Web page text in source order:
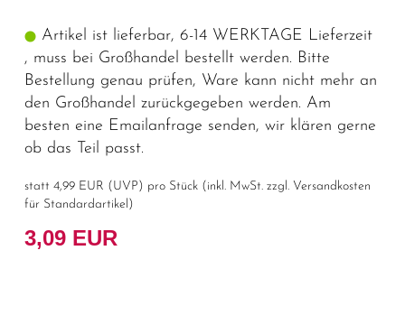
Artikel ist lieferbar, 6-14 WERKTAGE Lieferzeit
, muss bei Großhandel bestellt werden. Bitte
Bestellung genau prüfen, Ware kann nicht mehr an
den Großhandel zurückgegeben werden. Am
besten eine Emailanfrage senden, wir klären gerne
ob das Teil passt.
statt 4,99 EUR ( UVP ) pro Stück (inkl. MwSt. zzgl. Versandkosten
für Standardartikel )
3,09 EUR